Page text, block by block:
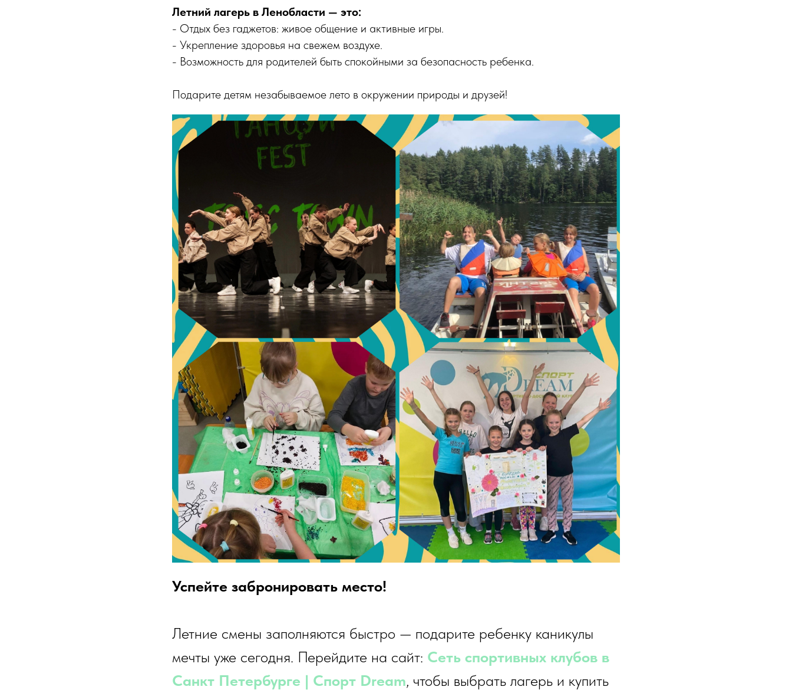
Летний лагерь в Ленобласти — это:
- Отдых без гаджетов: живое общение и активные игры.
- Укрепление здоровья на свежем воздухе.
- Возможность для родителей быть спокойными за безопасность ребенка.
Подарите детям незабываемое лето в окружении природы и друзей!
Успейте забронировать место!
Летние смены заполняются быстро — подарите ребенку каникулы
мечты уже сегодня. Перейдите на сайт: Сеть спортивных клубов в
Санкт Петербурге | Cпорт Dream, чтобы выбрать лагерь и купить